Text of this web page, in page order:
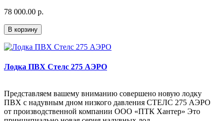
78 000.00 р.
В корзину
Лодка ПВХ Стелс 275 АЭРО
Представляем вашему вниманию совершено новую лодку
ПВХ с надувным дном низкого давления СТЕЛС 275 АЭРО
от производственной компании ООО «ПТК Хантер» Это